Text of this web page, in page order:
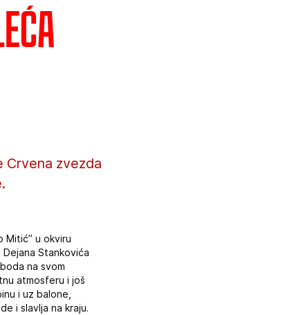
Crvena zvezda
Mitić” u okviru
Stankovića
na svom
atmosferu i još
i uz balone,
i slavlja na kraju.